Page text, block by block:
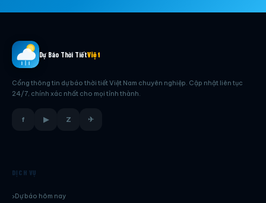
Dự Báo Thời TiếtViệt
Cổng thông tin dự báo thời tiết Việt Nam chuyên nghiệp. Cập nhật liên tục
24/7, chính xác nhất cho mọi tỉnh thành.
f ▶ Z ✈
DỊCH VỤ
Dự báo hôm nay